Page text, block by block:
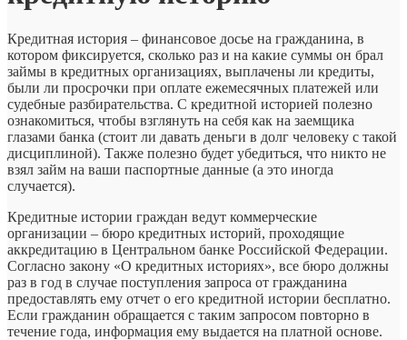
Кредитная история – финансовое досье на гражданина, в
котором фиксируется, сколько раз и на какие суммы он брал
займы в кредитных организациях, выплачены ли кредиты,
были ли просрочки при оплате ежемесячных платежей или
судебные разбирательства. С кредитной историей полезно
ознакомиться, чтобы взглянуть на себя как на заемщика
глазами банка (стоит ли давать деньги в долг человеку с такой
дисциплиной). Также полезно будет убедиться, что никто не
взял займ на ваши паспортные данные (а это иногда
случается).
Кредитные истории граждан ведут коммерческие
организации – бюро кредитных историй, проходящие
аккредитацию в Центральном банке Российской Федерации.
Согласно закону «О кредитных историях», все бюро должны
раз в год в случае поступления запроса от гражданина
предоставлять ему отчет о его кредитной истории бесплатно.
Если гражданин обращается с таким запросом повторно в
течение года, информация ему выдается на платной основе.